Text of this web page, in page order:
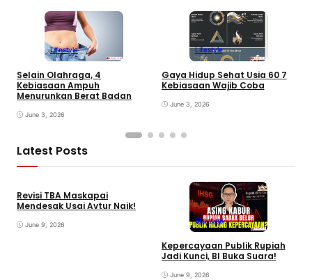
Lifestyle
Selain Olahraga, 4
Kebiasaan Ampuh
Menurunkan Berat Badan
June 3, 2026
Lifestyle
Gaya Hidup Sehat Usia 60 7
Kebiasaan Wajib Coba
June 3, 2026
Latest Posts
Revisi TBA Maskapai
Mendesak Usai Avtur Naik!
June 9, 2026
Ekonomi
Kepercayaan Publik Rupiah
Jadi Kunci, BI Buka Suara!
June 9, 2026